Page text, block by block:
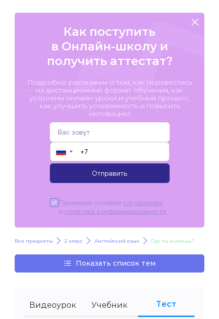
Как поступить
в Онлайн-школу и
получить аттестат?
Подробно расскажем о том, как перевестись
на дистанционный формат обучения, как
устроены онлайн-уроки и учебный процесс,
как улучшить успеваемость и повысить
мотивацию!
▼
Отправить
Принимаю условия соглашения
и политики конфиденциальности
Все предметы 2 класс Английский язык Где ты живешь?
Показать список тем
Видеоурок Учебник Тест